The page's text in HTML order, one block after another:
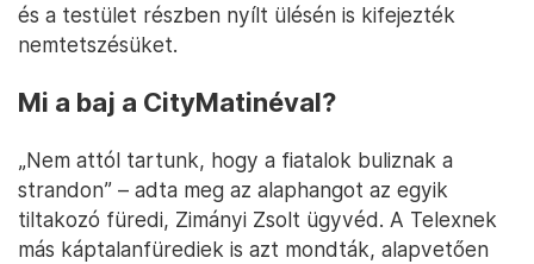
és a testület részben nyílt ülésén is kifejezték
nemtetszésüket.
Mi a baj a CityMatinéval?
„Nem attól tartunk, hogy a fiatalok buliznak a
strandon” – adta meg az alaphangot az egyik
tiltakozó füredi, Zimányi Zsolt ügyvéd. A Telexnek
más káptalanfürediek is azt mondták, alapvetően